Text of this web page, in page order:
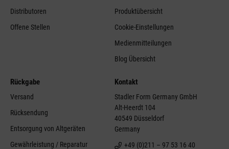
Distributoren
Offene Stellen
Produktübersicht
Cookie-Einstellungen
Medienmitteilungen
Blog Übersicht
Rückgabe
Versand
Rücksendung
Entsorgung von Altgeräten
Gewährleistung / Reparatur
Kontakt
Stadler Form Germany GmbH
Alt-Heerdt 104
40549 Düsseldorf
Germany
+49 (0)211 – 97 53 16 40